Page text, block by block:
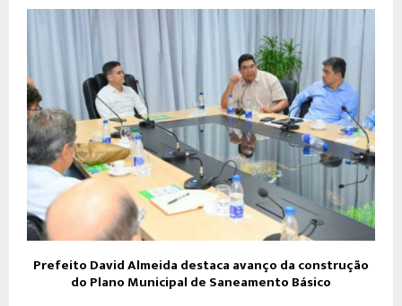
Prefeito David Almeida destaca avanço da construção
do Plano Municipal de Saneamento Básico